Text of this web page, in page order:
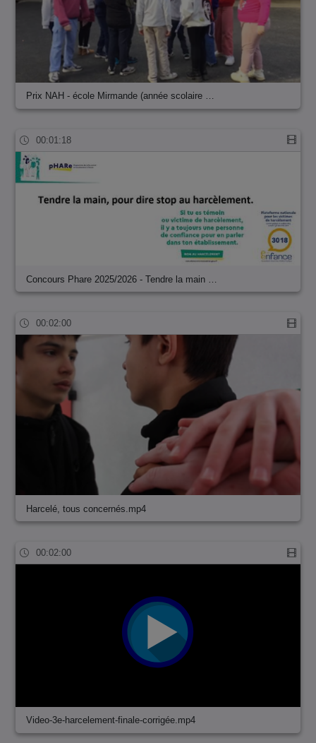
Prix NAH - école Mirmande (année scolaire …
00:01:18
Concours Phare 2025/2026 - Tendre la main …
00:02:00
Harcelé, tous concernés.mp4
00:02:00
Video-3e-harcelement-finale-corrigée.mp4